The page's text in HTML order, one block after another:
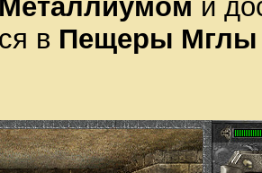
Металлиумом и
в Пещеры Мглы